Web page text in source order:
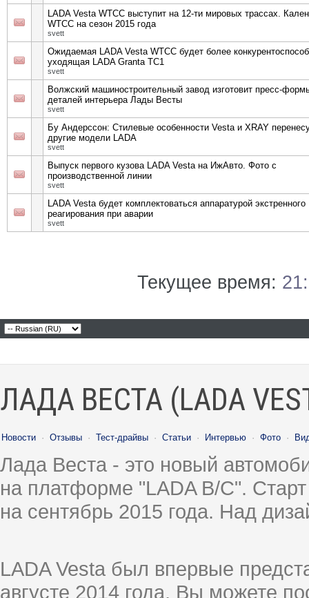
LADA Vesta WTCC выступит на 12-ти мировых трассах.
WTCC на сезон 2015 года
svett
Ожидаемая LADA Vesta WTCC будет более
уходящая LADA Granta TC1
svett
Волжский машиностроительный завод изготовит пресс-
деталей интерьера Лады Весты
svett
Бу Андерссон: Стилевые особенности Vesta и XRAY
другие модели LADA
svett
Выпуск первого кузова LADA Vesta на ИжАвто. Фото с
производственной линии
svett
LADA Vesta будет комплектоваться аппаратурой экстренного
реагирования при аварии
svett
Текущее время:
ЛАДА ВЕСТА (LADA
Новости · Отзывы · Тест-драйвы · Статьи · Интервью · Фото ·
Лада Веста - это новый
на платформе "LADA B/C".
на сентябрь 2015 года. Над
LADA Vesta был впервые
августе 2014 года, Вы можете